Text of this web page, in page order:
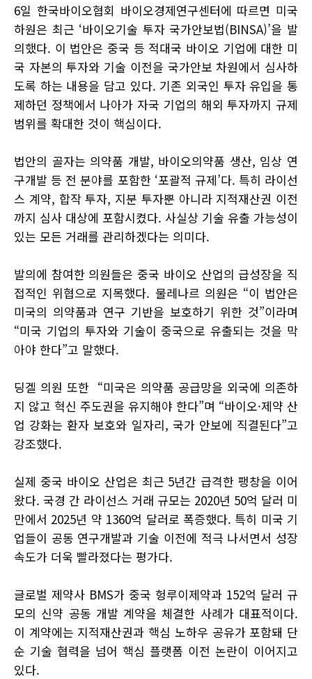
6일 한국바이오협회 바이오경제연구센터에 따르면 미국
하원은 최근 ‘바이오기술 투자 국가안보법(BINSA)’을 발
의했다. 이 법안은 중국 등 적대국 바이오 기업에 대한 미
국 자본의 투자와 기술 이전을 국가안보 차원에서 심사하
도록 하는 내용을 담고 있다. 기존 외국인 투자 유입을 통
제하던 정책에서 나아가 자국 기업의 해외 투자까지 규제
범위를 확대한 것이 핵심이다.
법안의 골자는 의약품 개발, 바이오의약품 생산, 임상 연
구개발 등 전 분야를 포함한 ‘포괄적 규제’다. 특히 라이선
스 계약, 합작 투자, 지분 투자뿐 아니라 지적재산권 이전
까지 심사 대상에 포함시켰다. 사실상 기술 유출 가능성이
있는 모든 거래를 관리하겠다는 의미다.
발의에 참여한 의원들은 중국 바이오 산업의 급성장을 직
접적인 위협으로 지목했다. 물레나르 의원은 “이 법안은
미국의 의약품과 연구 기반을 보호하기 위한 것”이라며
“미국 기업의 투자와 기술이 중국으로 유출되는 것을 막
아야 한다”고 말했다.
딩겔 의원 또한 “미국은 의약품 공급망을 외국에 의존하
지 않고 혁신 주도권을 유지해야 한다”며 “바이오·제약 산
업 강화는 환자 보호와 일자리, 국가 안보에 직결된다”고
강조했다.
실제 중국 바이오 산업은 최근 5년간 급격한 팽창을 이어
왔다. 국경 간 라이선스 거래 규모는 2020년 50억 달러 미
만에서 2025년 약 1360억 달러로 폭증했다. 특히 미국 기
업들이 공동 연구개발과 기술 이전에 적극 나서면서 성장
속도가 더욱 빨라졌다는 평가다.
글로벌 제약사 BMS가 중국 헝루이제약과 152억 달러 규
모의 신약 공동 개발 계약을 체결한 사례가 대표적이다.
이 계약에는 지적재산권과 핵심 노하우 공유가 포함돼 단
순 기술 협력을 넘어 핵심 플랫폼 이전 논란이 이어지고
있다.